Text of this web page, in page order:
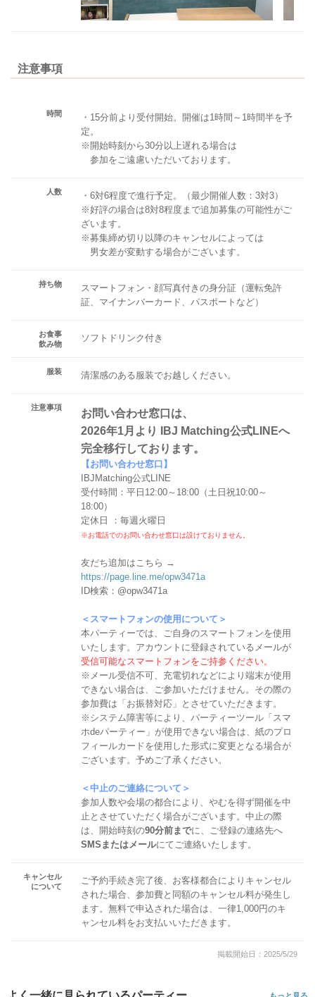
注意事項
時間
・15分前より受付開始。開催は1時間～1時間半を予
定。
※開始時刻から30分以上遅れる場合は
参加をご遠慮いただいております。
人数
・6対6程度で進行予定。（最少開催人数：3対3）
※好評の場合は8対8程度まで追加募集の可能性がご
ざいます。
※募集締め切り以降のキャンセルによっては
男女差が変動する場合がございます。
持ち物
スマートフォン・顔写真付きの身分証（運転免許
証、マイナンバーカード、パスポートなど）
お食事
飲み物
ソフトドリンク付き
服装 清潔感のある服装でお越しください。
注意事項
お問い合わせ窓口は、
2026年1月より IBJ Matching公式LINEへ
完全移行しております。
【お問い合わせ窓口】
IBJMatching公式LINE
受付時間：平日12:00～18:00（土日祝10:00～
18:00）
定休日 ：毎週火曜日
※お電話でのお問い合わせ窓口は設けておりません。
友だち追加はこちら →
https://page.line.me/opw3471a
ID検索：@opw3471a
＜スマートフォンの使用について＞
本パーティーでは、ご自身のスマートフォンを使用
いたします。アカウントに登録されているメールが
受信可能なスマートフォンをご持参ください。
※メール受信不可、充電切れなどにより端末が使用
できない場合は、ご参加いただけません。その際の
参加費は「お振替対応」とさせていただきます。
※システム障害等により、パーティーツール「スマ
ホdeパーティー」が使用できない場合は、紙のプロ
フィールカードを使用した形式に変更となる場合が
ございます。予めご了承ください。
＜中止のご連絡について＞
参加人数や会場の都合により、やむを得ず開催を中
止とさせていただく場合がございます。中止の際
は、開始時刻の90分前までに、ご登録の連絡先へ
SMSまたはメールにてご連絡いたします。
キャンセル
について
ご予約手続き完了後、お客様都合によりキャンセル
された場合、参加費と同額のキャンセル料が発生し
ます。無料で申込された場合は、一律1,000円のキ
ャンセル料をお支払いいただきます。
掲載開始日：2025/5/29